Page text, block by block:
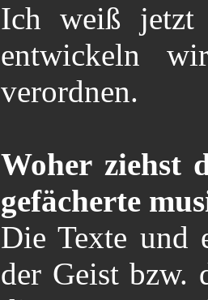
Ich weiß
entwickeln
verordnen.
Woher ziehst
gefächerte
Die Texte und
der Geist bzw.